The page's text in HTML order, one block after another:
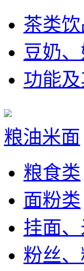
茶类
豆奶
功能
粮油米面
粮食类
面粉类
挂面
粉丝